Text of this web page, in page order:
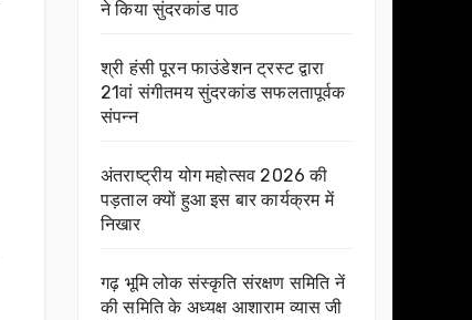
ने किया सुंदरकांड पाठ
श्री हंसी पूरन फाउंडेशन ट्रस्ट द्वारा
21वां संगीतमय सुंदरकांड सफलतापूर्वक
संपन्न
अंतराष्ट्रीय योग महोत्सव 2026 की
पड़ताल क्यों हुआ इस बार कार्यक्रम में
निखार
गढ़ भूमि लोक संस्कृति संरक्षण समिति नें
की समिति के अध्यक्ष आशाराम व्यास जी